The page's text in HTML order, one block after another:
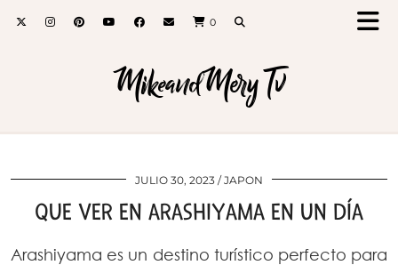
0
MikeandMery Tv
JULIO 30, 2023 JAPON
QUE VER EN ARASHIYAMA EN UN DÍA
Arashiyama es un destino turístico perfecto para